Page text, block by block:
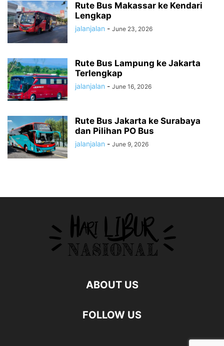
Rute Bus Makassar ke Kendari
Lengkap
jalanjalan - June 23, 2026
Rute Bus Lampung ke Jakarta
Terlengkap
jalanjalan - June 16, 2026
Rute Bus Jakarta ke Surabaya
dan Pilihan PO Bus
jalanjalan - June 9, 2026
ABOUT US
FOLLOW US